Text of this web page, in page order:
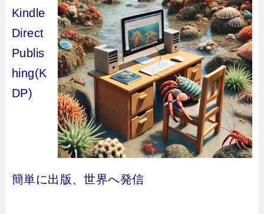
Kindle
Direct
Publis
hing(K
DP)
簡単に出版、世界へ発信